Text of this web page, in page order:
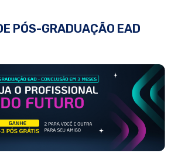
PÓS-GRADUAÇÃO EAD